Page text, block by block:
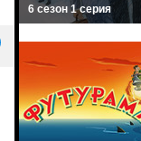
6 сезон 1 серия